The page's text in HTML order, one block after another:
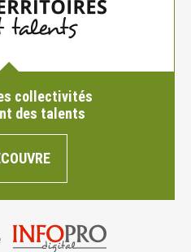
collectivités
des talents